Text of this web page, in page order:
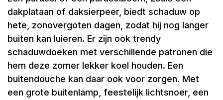
dakplataan of daksierpeer, biedt schaduw op
hete, zonovergoten dagen, zodat hij nog langer
buiten kan luieren. Er zijn ook trendy
schaduwdoeken met verschillende patronen die
hem deze zomer lekker koel houden. Een
buitendouche kan daar ook voor zorgen. Met
een grote buitenlamp, feestelijk lichtsnoer, een